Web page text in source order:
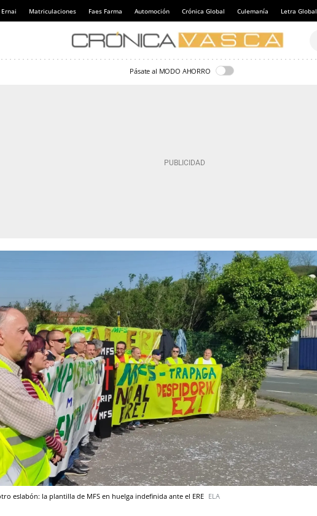
Ernai Matriculaciones Faes Farma Automoción Crónica Global Culemanía Letra Global
Pásate al MODO AHORRO
eslabón: la plantilla de MFS en huelga indefinida ante el ERE ELA